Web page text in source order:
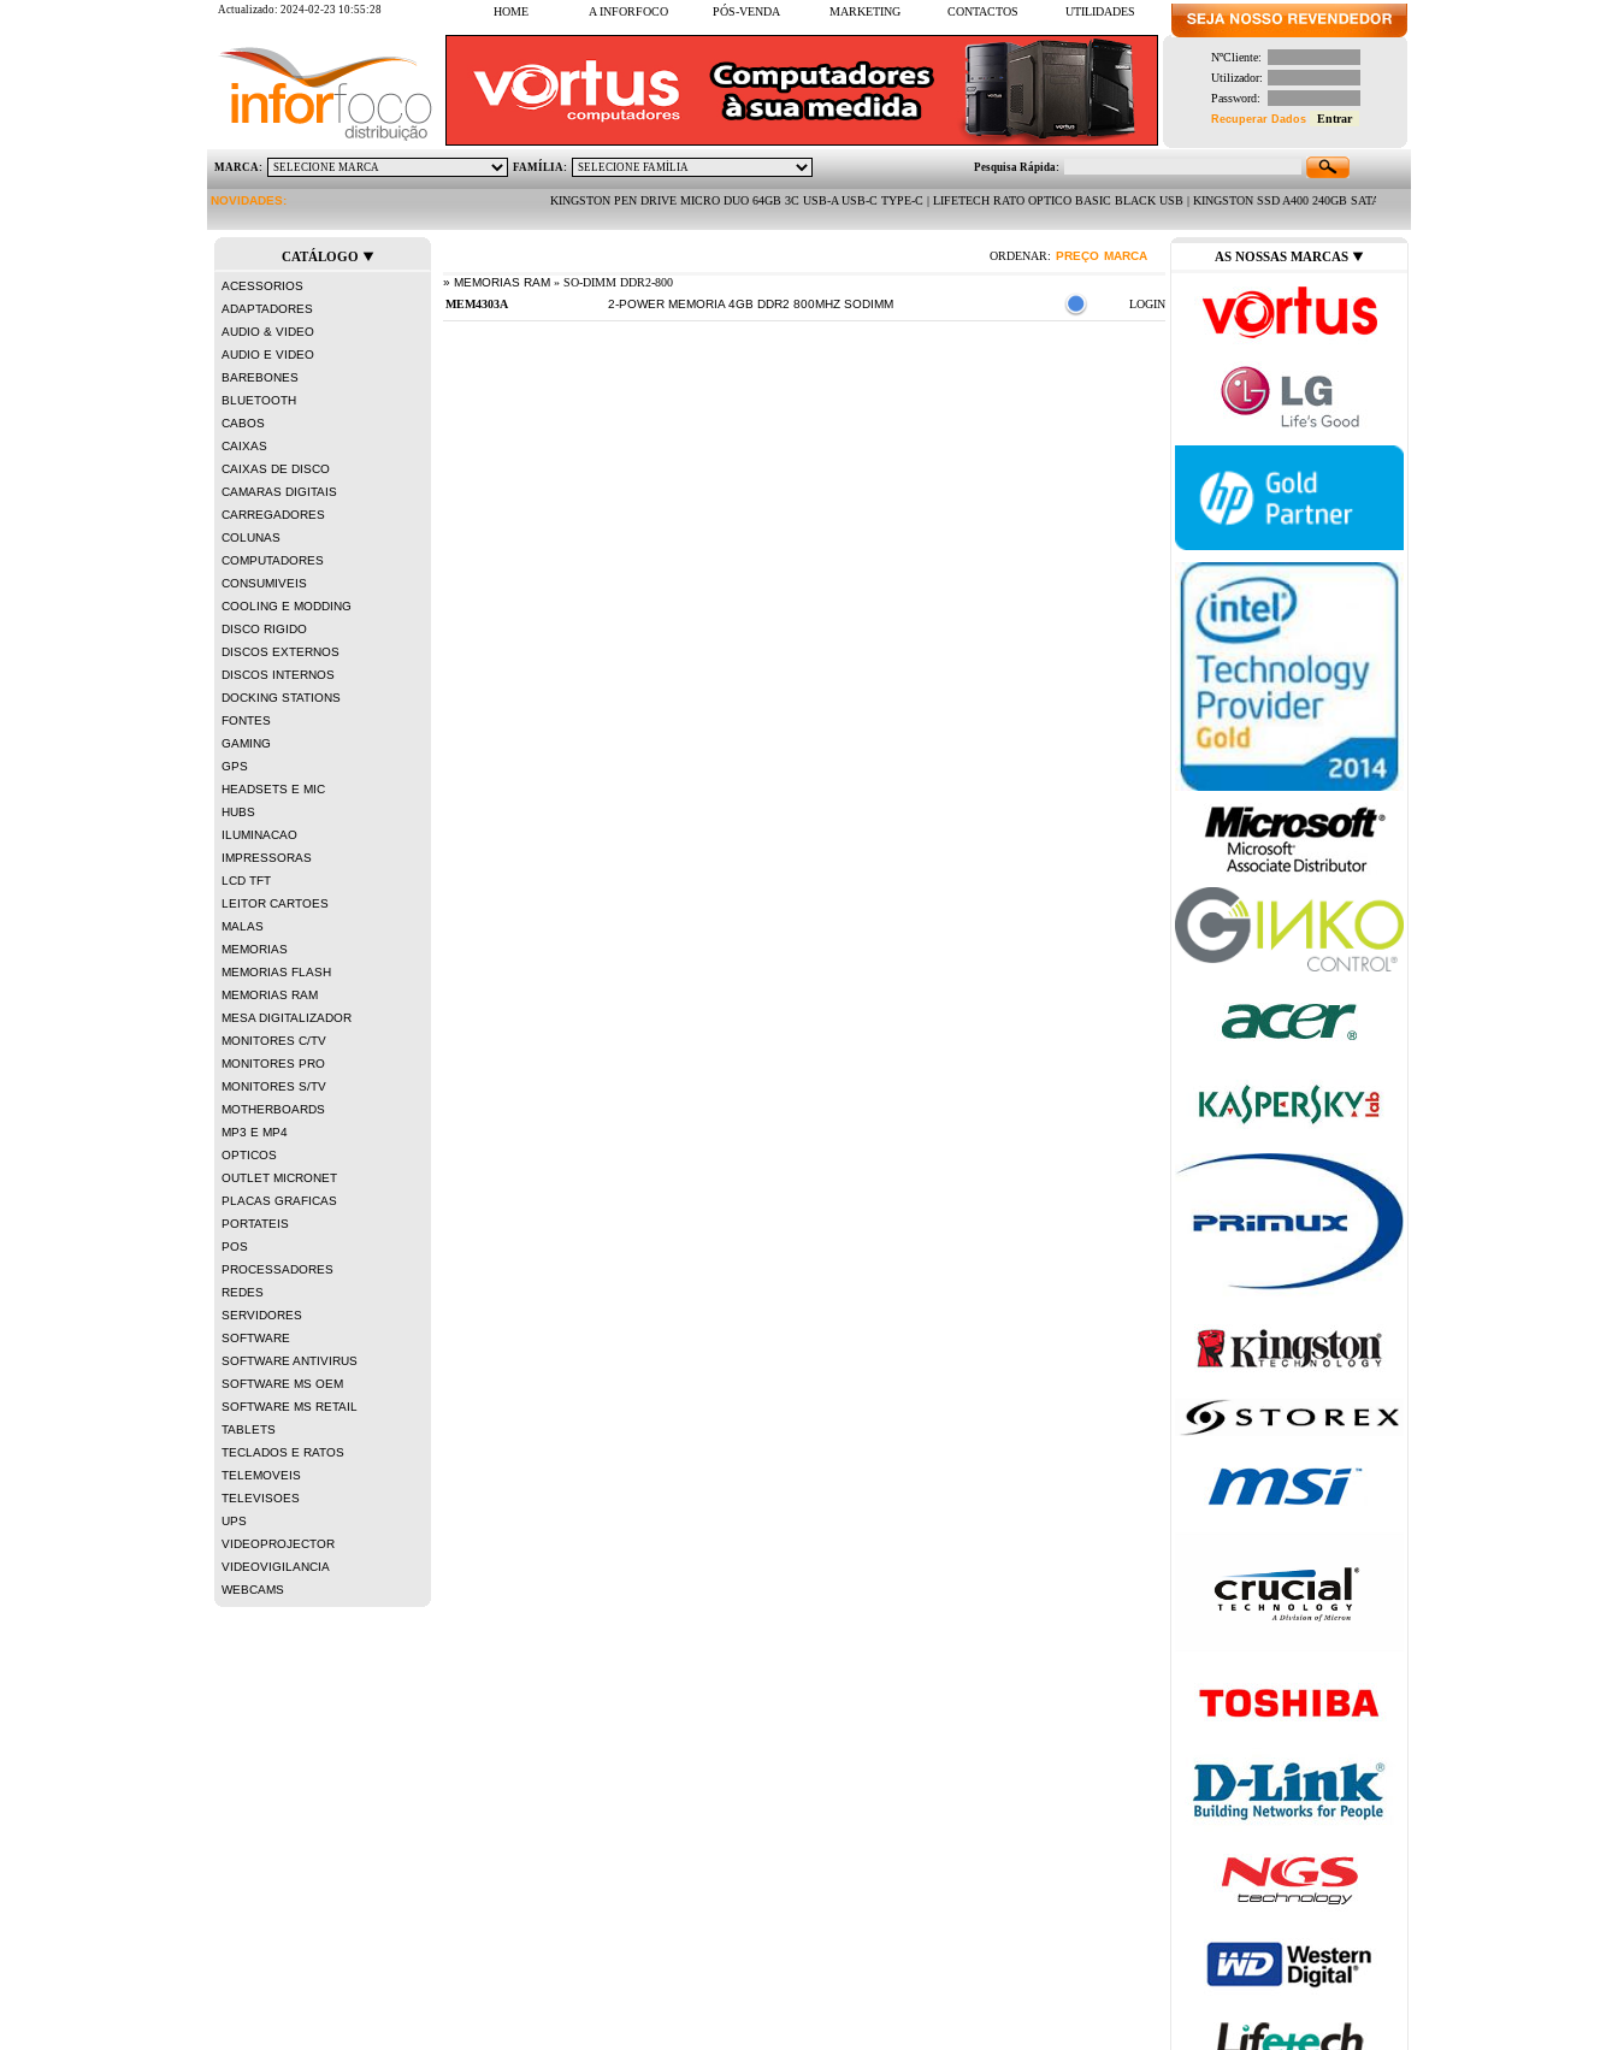
Actualizado: 2024-02-23 10:55:28 HOME A INFORFOCO PÓS-VENDA MARKETING CONTACTOS UTILIDADES
NºCliente:
Utilizador:
Password:
Recuperar Dados
MARCA: FAMÍLIA: Pesquisa Rápida:
NOVIDADES: KINGSTON PEN DRIVE MICRO DUO 64GB 3C USB-A USB-C TYPE-C | LIFETECH RATO OPTICO BASIC BLACK USB | KINGSTON SSD A400 240GB SATA3 2.5 " (7MM) | LIFETECH CONJUNTO
CATÁLOGO
ACESSORIOS
ADAPTADORES
AUDIO & VIDEO
AUDIO E VIDEO
BAREBONES
BLUETOOTH
CABOS
CAIXAS
CAIXAS DE DISCO
CAMARAS DIGITAIS
CARREGADORES
COLUNAS
COMPUTADORES
CONSUMIVEIS
COOLING E MODDING
DISCO RIGIDO
DISCOS EXTERNOS
DISCOS INTERNOS
DOCKING STATIONS
FONTES
GAMING
GPS
HEADSETS E MIC
HUBS
ILUMINACAO
IMPRESSORAS
LCD TFT
LEITOR CARTOES
MALAS
MEMORIAS
MEMORIAS FLASH
MEMORIAS RAM
MESA DIGITALIZADOR
MONITORES C/TV
MONITORES PRO
MONITORES S/TV
MOTHERBOARDS
MP3 E MP4
OPTICOS
OUTLET MICRONET
PLACAS GRAFICAS
PORTATEIS
POS
PROCESSADORES
REDES
SERVIDORES
SOFTWARE
SOFTWARE ANTIVIRUS
SOFTWARE MS OEM
SOFTWARE MS RETAIL
TABLETS
TECLADOS E RATOS
TELEMOVEIS
TELEVISOES
UPS
VIDEOPROJECTOR
VIDEOVIGILANCIA
WEBCAMS
ORDENAR: PREÇO MARCA
» MEMORIAS RAM » SO-DIMM DDR2-800
2-POWER MEMORIA 4GB DDR2 800MHZ SODIMM
LOGIN
AS NOSSAS MARCAS